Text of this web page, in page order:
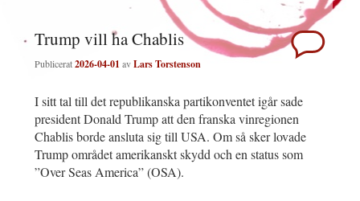
Trump vill ha Chablis
Publicerat2026-04-01 avLars Torstenson
I sitt tal till det republikanska partikonventet igår sade
president Donald Trump att den franska vinregionen
Chablis borde ansluta sig till USA. Om så sker lovade
Trump området amerikanskt skydd och en status som
”Over Seas America” (OSA).